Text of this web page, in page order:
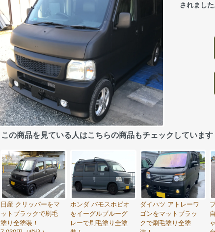
されまし
この商品を見ている人はこちらの商品もチェックしています
日産 クリッパーをマ
ットブラックで刷毛
塗り全塗装！
ホンダ バモスホビオ
をイーグルブルーグ
レーで刷毛塗り全塗
ダイハツ アトレーワ
ゴンをマットブラッ
クで刷毛塗り全塗